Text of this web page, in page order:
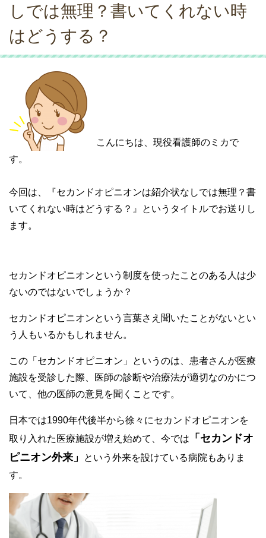
しでは無理？書いてくれない時
はどうする？
こんにちは、現役看護師のミカで
す。
今回は、『セカンドオピニオンは紹介状なしでは無理？書
いてくれない時はどうする？』というタイトルでお送りし
ます。
セカンドオピニオンという制度を使ったことのある人は少
ないのではないでしょうか？
セカンドオピニオンという言葉さえ聞いたことがないとい
う人もいるかもしれません。
この「セカンドオピニオン」というのは、患者さんが医療
施設を受診した際、医師の診断や治療法が適切なのかにつ
いて、他の医師の意見を聞くことです。
日本では1990年代後半から徐々にセカンドオピニオンを
取り入れた医療施設が増え始めて、今では
「セカンドオ
ピニオン外来」
という外来を設けている病院もありま
す。